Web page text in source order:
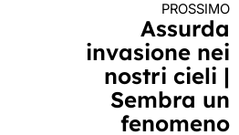
PROSSIMO
Assurda
invasione nei
nostri cieli |
Sembra un
fenomeno